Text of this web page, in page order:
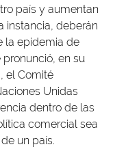
país y aumentan
instancia, deberán
la epidemia de
pronunció, en su
el Comité
Unidas
dentro de las
comercial sea
un país.